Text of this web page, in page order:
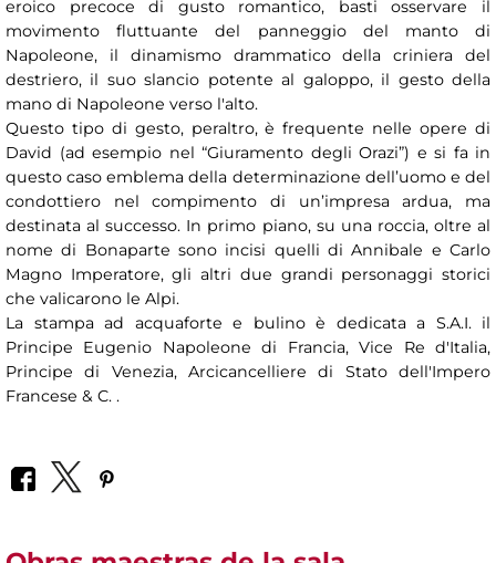
eroico precoce di gusto romantico, basti osservare il
movimento fluttuante del panneggio del manto di
Napoleone, il dinamismo drammatico della criniera del
destriero, il suo slancio potente al galoppo, il gesto della
mano di Napoleone verso l'alto.
Questo tipo di gesto, peraltro, è frequente nelle opere di
David (ad esempio nel “Giuramento degli Orazi”) e si fa in
questo caso emblema della determinazione dell’uomo e del
condottiero nel compimento di un’impresa ardua, ma
destinata al successo. In primo piano, su una roccia, oltre al
nome di Bonaparte sono incisi quelli di Annibale e Carlo
Magno Imperatore, gli altri due grandi personaggi storici
che valicarono le Alpi.
La stampa ad acquaforte e bulino è dedicata a S.A.I. il
Principe Eugenio Napoleone di Francia, Vice Re d'Italia,
Principe di Venezia, Arcicancelliere di Stato dell'Impero
Francese & C. .